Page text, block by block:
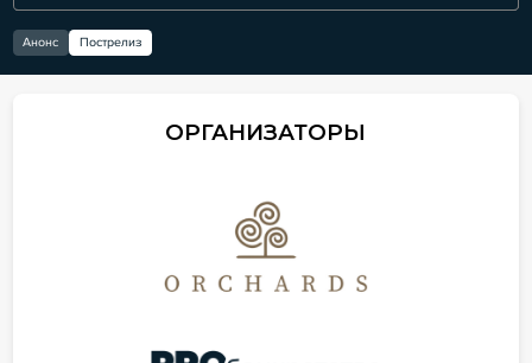
Анонс Пострелиз
ОРГАНИЗАТОРЫ